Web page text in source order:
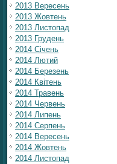
2013 Вересень
2013 Жовтень
2013 Листопад
2013 Грудень
2014 Січень
2014 Лютий
2014 Березень
2014 Квітень
2014 Травень
2014 Червень
2014 Липень
2014 Серпень
2014 Вересень
2014 Жовтень
2014 Листопад